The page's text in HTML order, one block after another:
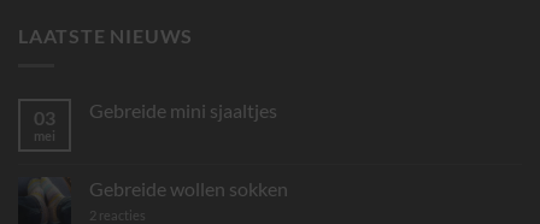
LAATSTE NIEUWS
03
mei
Gebreide mini sjaaltjes
Gebreide
mini
sjaaltjes
Gebreide wollen sokken
2 reacties